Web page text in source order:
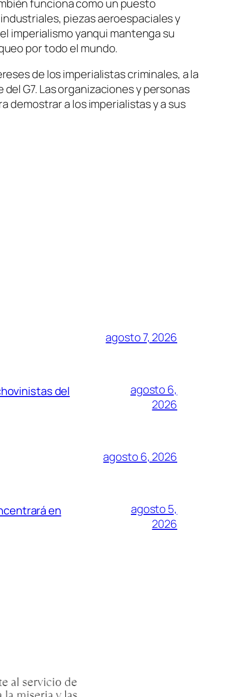
funciona como un puesto
piezas aeroespaciales y
imperialismo yanqui mantenga su
por todo el mundo.
de los imperialistas criminales, a la
G7. Las organizaciones y personas
demostrar a los imperialistas y a sus
agosto 7, 2026
del
agosto 6,
2026
agosto 6, 2026
en
agosto 5,
2026